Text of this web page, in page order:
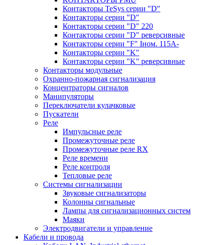
Контакторы TeSys серии "D"
Контакторы серии "D"
Контакторы серии "D" 220
Контакторы серии "D" реверсивные
Контакторы серии "F" Iном. 115А-
Контакторы серии "K"
Контакторы серии "K" реверсивные
Контакторы модульные
Охранно-пожарная сигнализация
Концентраторы сигналов
Манипуляторы
Переключатели кулачковые
Пускатели
Реле
Импульсные реле
Промежуточные реле
Промежуточные реле RX
Реле времени
Реле контроля
Тепловые реле
Системы сигнализации
Звуковые сигнализаторы
Колонны сигнальные
Лампы для сигнализационных систем
Маяки
Электродвигатели и управление
Кабели и провода